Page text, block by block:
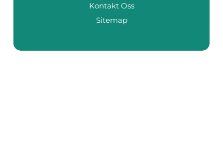
Kontakt Oss
Sitemap